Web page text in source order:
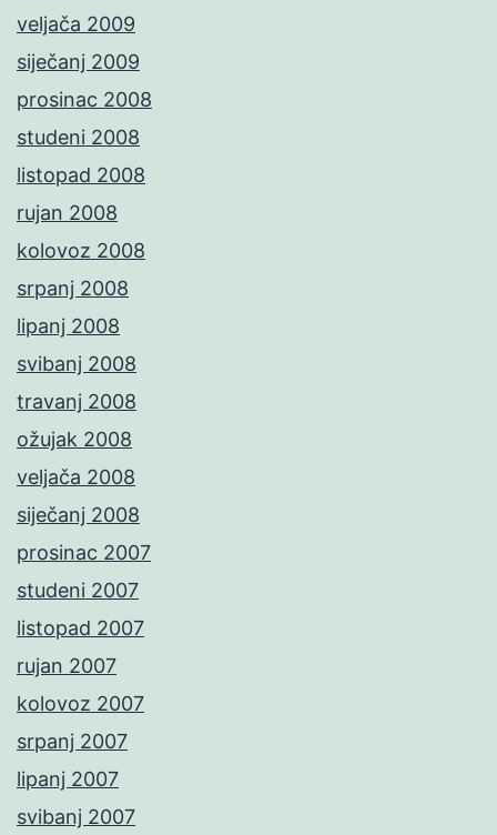
veljača 2009
siječanj 2009
prosinac 2008
studeni 2008
listopad 2008
rujan 2008
kolovoz 2008
srpanj 2008
lipanj 2008
svibanj 2008
travanj 2008
ožujak 2008
veljača 2008
siječanj 2008
prosinac 2007
studeni 2007
listopad 2007
rujan 2007
kolovoz 2007
srpanj 2007
lipanj 2007
svibanj 2007